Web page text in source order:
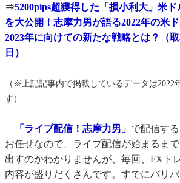
⇒5200pips超獲得した「損小利大」米
を大公開！志摩力男が語る2022年の米
2023年に向けての新たな戦略とは？（
日）
（※上記記事内で掲載しているデータは2022
す）
「ライブ配信！志摩力男」 で配信す
お任せなので、 ライブ配信が始まるま
出すのかわかりませんが、毎回、FXト
内容が盛りだくさんです。 すでにバリ